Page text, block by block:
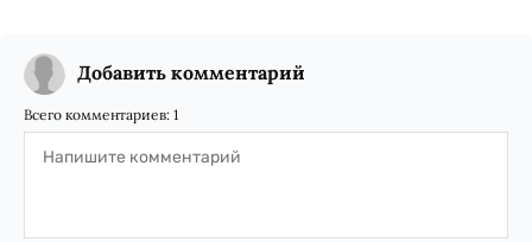
Добавить комментарий
Всего комментариев: 1